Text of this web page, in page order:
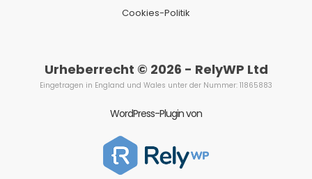
Cookies-Politik
Urheberrecht © 2026 - RelyWP Ltd
Eingetragen in England und Wales unter der Nummer: 11865883
WordPress-Plugin von